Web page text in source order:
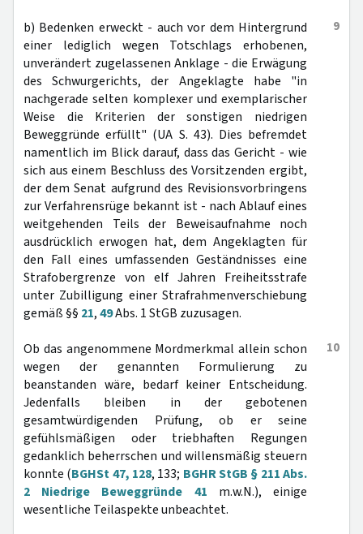
9
b) Bedenken erweckt - auch vor dem Hintergrund
einer lediglich wegen Totschlags erhobenen,
unverändert zugelassenen Anklage - die Erwägung
des Schwurgerichts, der Angeklagte habe "in
nachgerade selten komplexer und exemplarischer
Weise die Kriterien der sonstigen niedrigen
Beweggründe erfüllt" (UA S. 43). Dies befremdet
namentlich im Blick darauf, dass das Gericht - wie
sich aus einem Beschluss des Vorsitzenden ergibt,
der dem Senat aufgrund des Revisionsvorbringens
zur Verfahrensrüge bekannt ist - nach Ablauf eines
weitgehenden Teils der Beweisaufnahme noch
ausdrücklich erwogen hat, dem Angeklagten für
den Fall eines umfassenden Geständnisses eine
Strafobergrenze von elf Jahren Freiheitsstrafe
unter Zubilligung einer Strafrahmenverschiebung
gemäß §§ 21,49Abs. 1 StGB zuzusagen.
10
Ob das angenommene Mordmerkmal allein schon
wegen der genannten Formulierung zu
beanstanden wäre, bedarf keiner Entscheidung.
Jedenfalls bleiben in der gebotenen
gesamtwürdigenden Prüfung, ob er seine
gefühlsmäßigen oder triebhaften Regungen
gedanklich beherrschen und willensmäßig steuern
konnte (BGHSt 47, 128, 133; BGHR StGB § 211 Abs.
2 Niedrige Beweggründe 41 m.w.N.), einige
wesentliche Teilaspekte unbeachtet.